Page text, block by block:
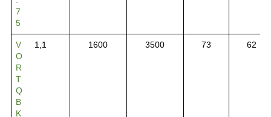
7
5
V
O
R
T
Q
B
K
1,1 1600 3500 73 62